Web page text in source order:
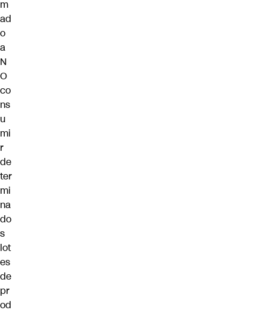
m
ad
o
a
N
O
co
ns
u
mi
r
de
ter
mi
na
do
s
lot
es
de
pr
od